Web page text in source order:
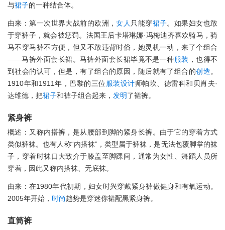
与裙子的一种结合体。
由来：第一次世界大战前的欧洲，女人 只能穿裙子。如果妇女也敢
于穿裤子，就会被惩罚。法国王后卡塔琳娜·冯梅迪齐喜欢骑马，骑
马不穿马裤不方便，但又不敢违背时俗，她灵机一动，来了个组合
——马裤外面套长裙。马裤外面套长裙毕竟不是一种服装 ，也得不
到社会的认可，但是，有了组合的原因，随后就有了组合的创造。
1910年和1911年，巴黎的三位服装设计师帕坎、德雷科和贝肖夫·
达维德，把裙子和裤子组合起来， 发明了裙裤。
紧身裤
概述：又称内搭裤，是从腰部到脚的紧身长裤。由于它的穿着方式
类似裤袜。也有人称“内搭袜”，类型属于裤袜，是无法包覆脚掌的袜
子，穿着时袜口大致介于膝盖至脚踝间，通常为女性、舞蹈人员所
穿着，因此又称内搭袜、无底袜。
由来：在1980年代初期，妇女时兴穿戴紧身裤做健身和有氧运动。
2005年开始， 时尚趋势是穿迷你裙配黑紧身裤。
直筒裤